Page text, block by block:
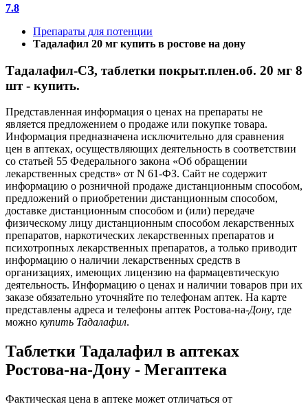
7.8
Препараты для потенции
Тадалафил 20 мг купить в ростове на дону
Тадалафил-СЗ, таблетки покрыт.плен.об. 20 мг 8
шт - купить.
Представленная информация о ценах на препараты не
является предложением о продаже или покупке товара.
Информация предназначена исключительно для сравнения
цен в аптеках, осуществляющих деятельность в соответствии
со статьей 55 Федерального закона «Об обращении
лекарственных средств» от N 61-ФЗ. Сайт не содержит
информацию о розничной продаже дистанционным способом,
предложений о приобретении дистанционным способом,
доставке дистанционным способом и (или) передаче
физическому лицу дистанционным способом лекарственных
препаратов, наркотических лекарственных препаратов и
психотропных лекарственных препаратов, а только приводит
информацию о наличии лекарственных средств в
организациях, имеющих лицензию на фармацевтическую
деятельность. Информацию о ценах и наличии товаров при их
заказе обязательно уточняйте по телефонам аптек. На карте
представлены адреса и телефоны аптек Ростова-на-Дону, где
можно купить Тадалафил.
Таблетки Тадалафил в аптеках
Ростова-на-Дону - Мегаптека
Фактическая цена в аптеке может отличаться от